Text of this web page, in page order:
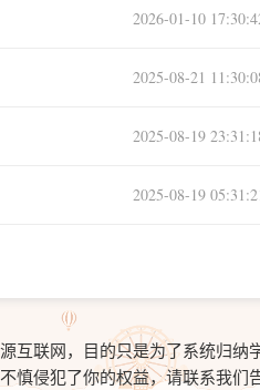
2026-01-10
2025-08-21
2025-08-19
2025-08-19
互联网，目的只是为了系统归纳
慎侵犯了你的权益，请联系我们